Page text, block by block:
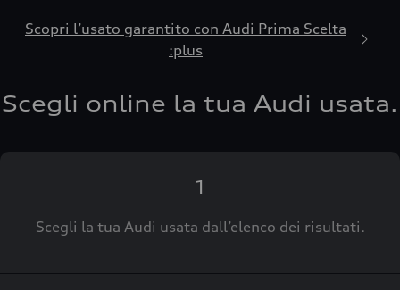
Scopri l’usato garantito con Audi Prima Scelta
:plus
Scegli online la tua Audi usata.
1
Scegli la tua Audi usata dall’elenco dei risultati.